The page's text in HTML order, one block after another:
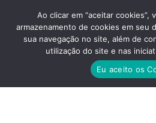
PLANO-E-JACANA-
Você
Ao clicar em “aceitar cookies”,
armazenamento de cookies em seu
sua navegação no site, além de
utilização do site e nas
Eu aceito os